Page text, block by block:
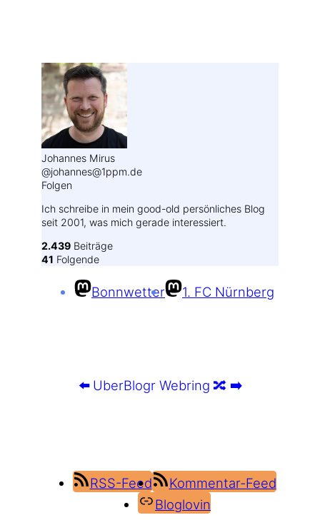
Johannes Mirus
@johannes@1ppm.de
Folgen
Ich schreibe in mein good-old persönliches Blog
seit 2001, was mich gerade interessiert.
2.439 Beiträge
41 Folgende
Bonnwetter 1. FC Nürnberg
⬅️ UberBlogr Webring 🔀 ➡️
RSS-Feed
Kommentar-Feed
Bloglovin